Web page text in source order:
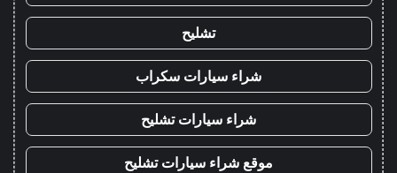
تشليح
شراء سيارات سكراب
شراء سيارات تشليح
موقع شراء سيارات تشليح